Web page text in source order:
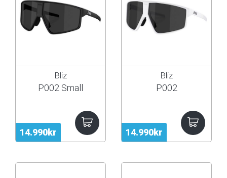
14.990kr
Bliz
P002 Small
14.990kr
Bliz
P002